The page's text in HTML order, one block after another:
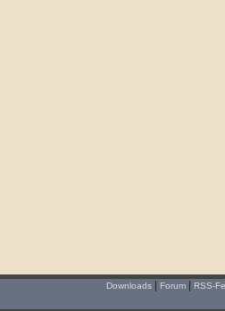
Downloads Forum RSS-